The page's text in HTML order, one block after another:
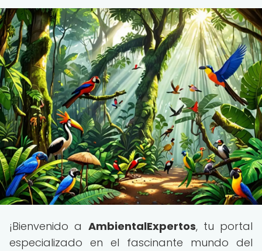
¡Bienvenido a AmbientalExpertos, tu portal
especializado en el fascinante mundo del